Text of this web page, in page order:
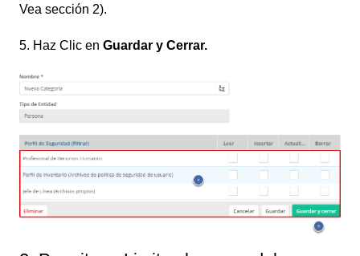
Vea sección 2).
5. Haz Clic en Guardar y Cerrar.